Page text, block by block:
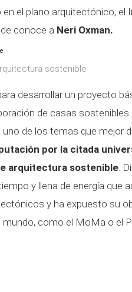
el plano arquitectónico, el
conoce a Neri Oxman.
sostenible
desarrollar un proyecto
de casas sostenibles
de los temas que mejor
por la citada
arquitectura sostenible.
y llena de energía que
y ha expuesto su
como el MoMa o el